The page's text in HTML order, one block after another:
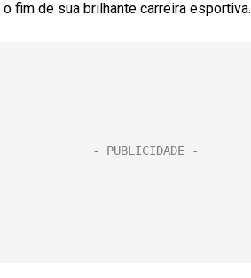
fim de sua brilhante carreira esportiva.